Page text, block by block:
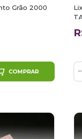
Grão 2000
COMPRAR −